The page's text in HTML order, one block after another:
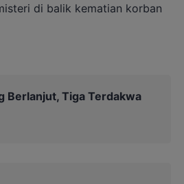
di balik kematian korban
Berlanjut, Tiga Terdakwa